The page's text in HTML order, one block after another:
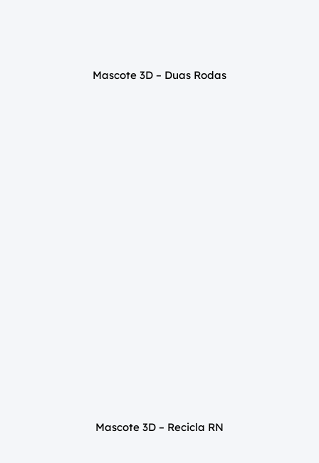
Mascote 3D – Duas Rodas
Mascote 3D – Recicla RN